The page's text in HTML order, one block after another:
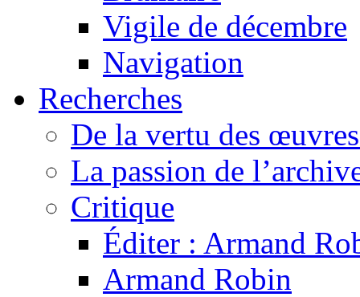
Vigile de décembre
Navigation
Recherches
De la vertu des
La passion de
Critique
Éditer : Armand
Armand Robin